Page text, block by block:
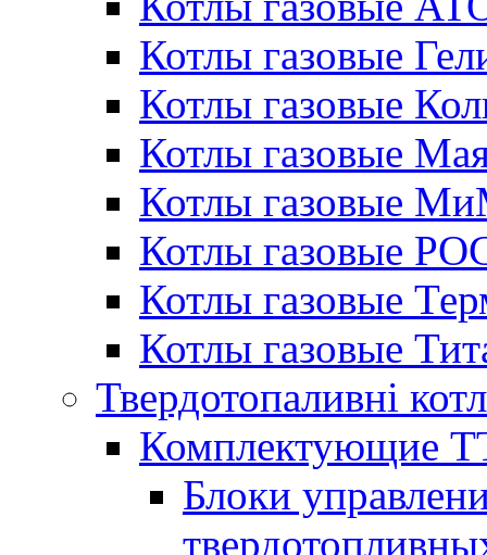
Котлы газовые
Котлы газовые
Котлы газовые
Котлы газовые
Котлы газовые
Котлы газовые
Котлы газовые
Твердотопаливні
Комплектующие
Блоки